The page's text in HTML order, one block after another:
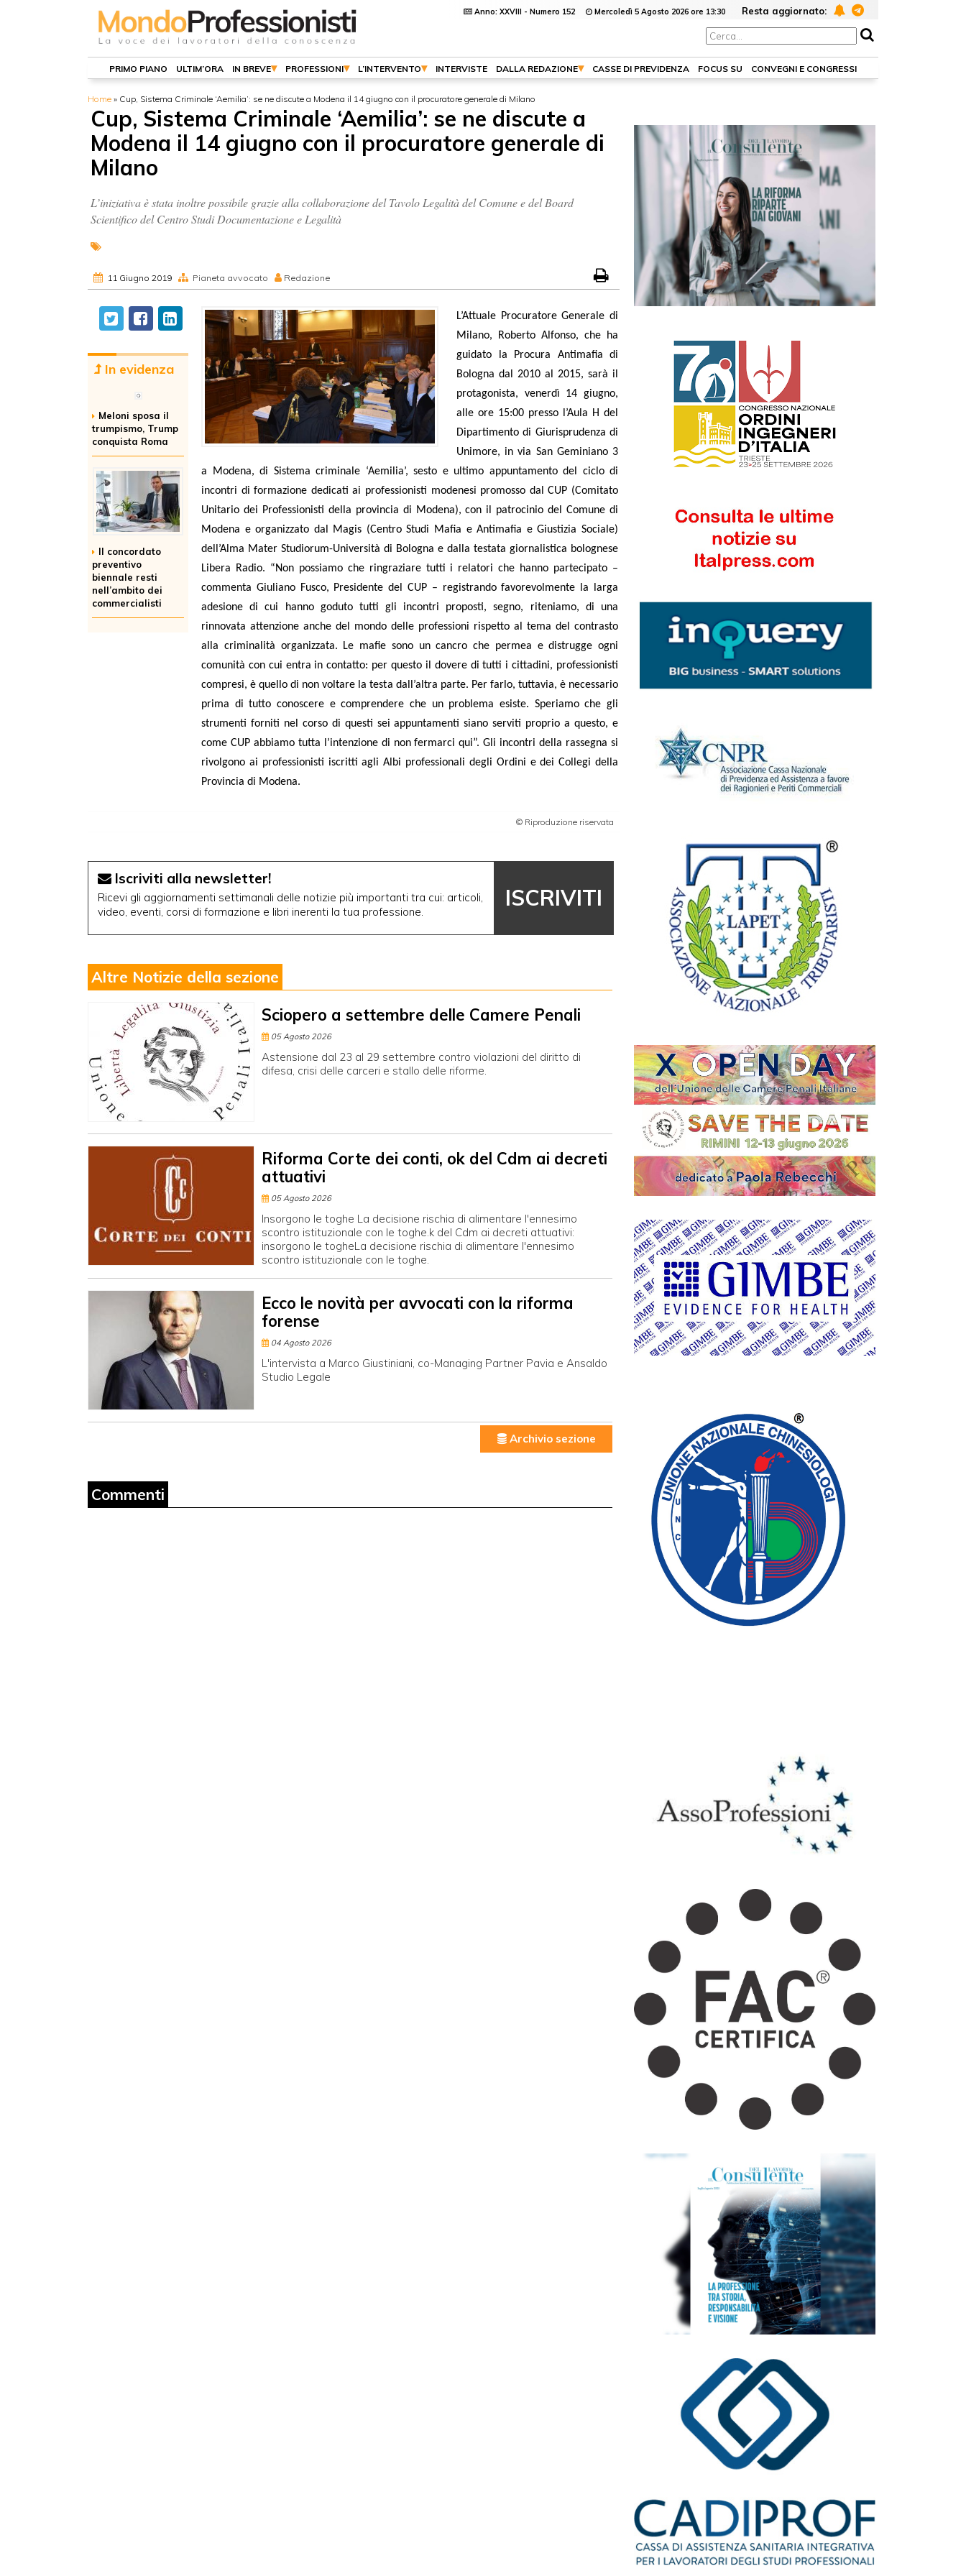
Anno: XXVIII - Numero 152 Mercoledì 5 Agosto 2026 ore 13:30 Resta aggiornato:
PRIMO PIANO ULTIM’ORA IN BREVE PROFESSIONI L’INTERVENTO INTERVISTE DALLA REDAZIONE CASSE DI PREVIDENZA FOCUS SU CONVEGNI E CONGRESSI
Home » Cup, Sistema Criminale ‘Aemilia’: se ne discute a Modena il 14 giugno con il procuratore generale di Milano
Cup, Sistema Criminale ‘Aemilia’: se ne discute a
Modena il 14 giugno con il procuratore generale di
Milano
L’iniziativa è stata inoltre possibile grazie alla collaborazione del Tavolo Legalità del Comune e del Board
Scientifico del Centro Studi Documentazione e Legalità
11 Giugno 2019 Pianeta avvocato Redazione
In evidenza
Meloni sposa il
trumpismo, Trump
conquista Roma
Il concordato
preventivo
biennale resti
nell’ambito dei
commercialisti
L’Attuale Procuratore Generale di
Milano, Roberto Alfonso, che ha
guidato la Procura Antimafia di
Bologna dal 2010 al 2015, sarà il
protagonista, venerdì 14 giugno,
alle ore 15:00 presso l’Aula H del
Dipartimento di Giurisprudenza di
Unimore, in via San Geminiano 3
a Modena, di Sistema criminale ‘Aemilia’, sesto e ultimo appuntamento del ciclo di
incontri di formazione dedicati ai professionisti modenesi promosso dal CUP (Comitato
Unitario dei Professionisti della provincia di Modena), con il patrocinio del Comune di
Modena e organizzato dal Magis (Centro Studi Mafia e Antimafia e Giustizia Sociale)
dell’Alma Mater Studiorum-Università di Bologna e dalla testata giornalistica bolognese
Libera Radio. “Non possiamo che ringraziare tutti i relatori che hanno partecipato –
commenta Giuliano Fusco, Presidente del CUP – registrando favorevolmente la larga
adesione di cui hanno goduto tutti gli incontri proposti, segno, riteniamo, di una
rinnovata attenzione anche del mondo delle professioni rispetto al tema del contrasto
alla criminalità organizzata. Le mafie sono un cancro che permea e distrugge ogni
comunità con cui entra in contatto: per questo il dovere di tutti i cittadini, professionisti
compresi, è quello di non voltare la testa dall’altra parte. Per farlo, tuttavia, è necessario
prima di tutto conoscere e comprendere che un problema esiste. Speriamo che gli
strumenti forniti nel corso di questi sei appuntamenti siano serviti proprio a questo, e
come CUP abbiamo tutta l’intenzione di non fermarci qui”. Gli incontri della rassegna si
rivolgono ai professionisti iscritti agli Albi professionali degli Ordini e dei Collegi della
Provincia di Modena.
© Riproduzione riservata
Iscriviti alla newsletter!
Ricevi gli aggiornamenti settimanali delle notizie più importanti tra cui: articoli,
video, eventi, corsi di formazione e libri inerenti la tua professione.
ISCRIVITI
Altre Notizie della sezione
Sciopero a settembre delle Camere Penali
05 Agosto 2026
Astensione dal 23 al 29 settembre contro violazioni del diritto di
difesa, crisi delle carceri e stallo delle riforme.
Riforma Corte dei conti, ok del Cdm ai decreti
attuativi
05 Agosto 2026
Insorgono le toghe La decisione rischia di alimentare l'ennesimo
scontro istituzionale con le toghe.k del Cdm ai decreti attuativi:
insorgono le togheLa decisione rischia di alimentare l'ennesimo
scontro istituzionale con le toghe.
Ecco le novità per avvocati con la riforma
forense
04 Agosto 2026
L'intervista a Marco Giustiniani, co-Managing Partner Pavia e Ansaldo
Studio Legale
Archivio sezione
Commenti